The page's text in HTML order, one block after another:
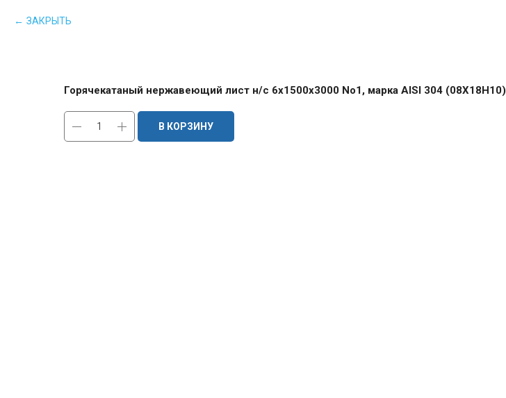
ЗАКРЫТЬ
Горячекатаный нержавеющий лист н/с 6х1500х3000 No1, марка AISI 304 (08Х18Н10)
В КОРЗИНУ